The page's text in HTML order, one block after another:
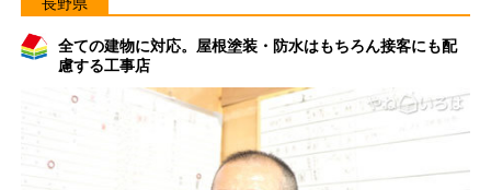
長野県
全ての建物に対応。屋根塗装・防水はもちろん接客にも配
慮する工事店